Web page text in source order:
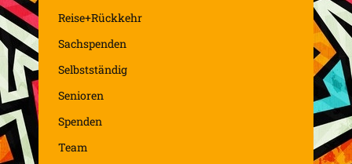
Reise+Rückkehr
Sachspenden
Selbstständig
Senioren
Spenden
Team